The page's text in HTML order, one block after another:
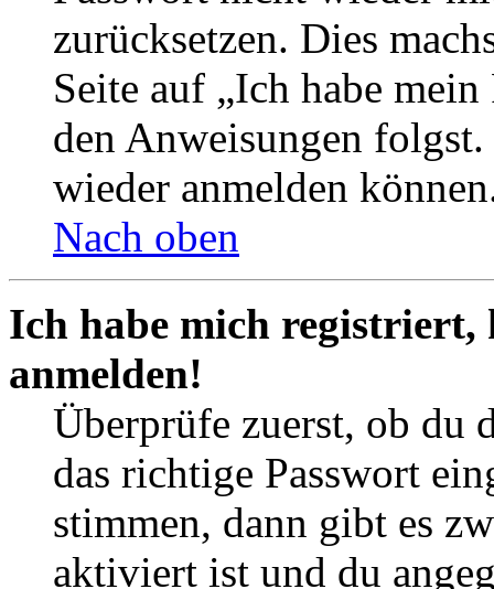
zurücksetzen. Dies
Seite auf „Ich habe
den Anweisungen
wieder anmelden
Nach oben
Ich habe mich
anmelden!
Überprüfe zuerst, ob du
das richtige Passwort
stimmen, dann gibt es
aktiviert ist und du